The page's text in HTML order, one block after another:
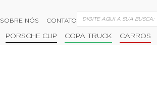
SOBRE NÓS CONTATO
PORSCHE CUP COPA TRUCK CARROS